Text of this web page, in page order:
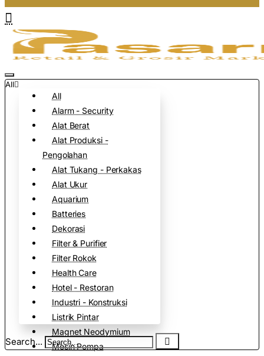
All
All
Alarm - Security
Alat Berat
Alat Produksi -
Pengolahan
Alat Tukang - Perkakas
Alat Ukur
Aquarium
Batteries
Dekorasi
Filter & Purifier
Filter Rokok
Health Care
Hotel - Restoran
Industri - Konstruksi
Listrik Pintar
Magnet Neodymium
Mesin Pompa
Search...